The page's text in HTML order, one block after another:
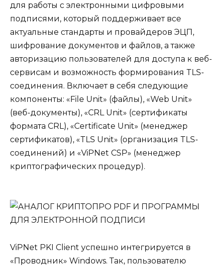
для работы с электронными цифровыми
подписями, который поддерживает все
актуальные стандарты и провайдеров ЭЦП,
шифрование документов и файлов, а также
авторизацию пользователей для доступа к веб-
сервисам и возможность формирования TLS-
соединения. Включает в себя следующие
компоненты: «File Unit» (файлы), «Web Unit»
(веб-документы), «CRL Unit» (сертификаты
формата CRL), «Certificate Unit» (менеджер
сертификатов), «TLS Unit» (организация TLS-
соединений) и «ViPNet CSP» (менеджер
криптографических процедур).
ViPNet PKI Client успешно интегрируется в
«Проводник» Windows. Так, пользователю